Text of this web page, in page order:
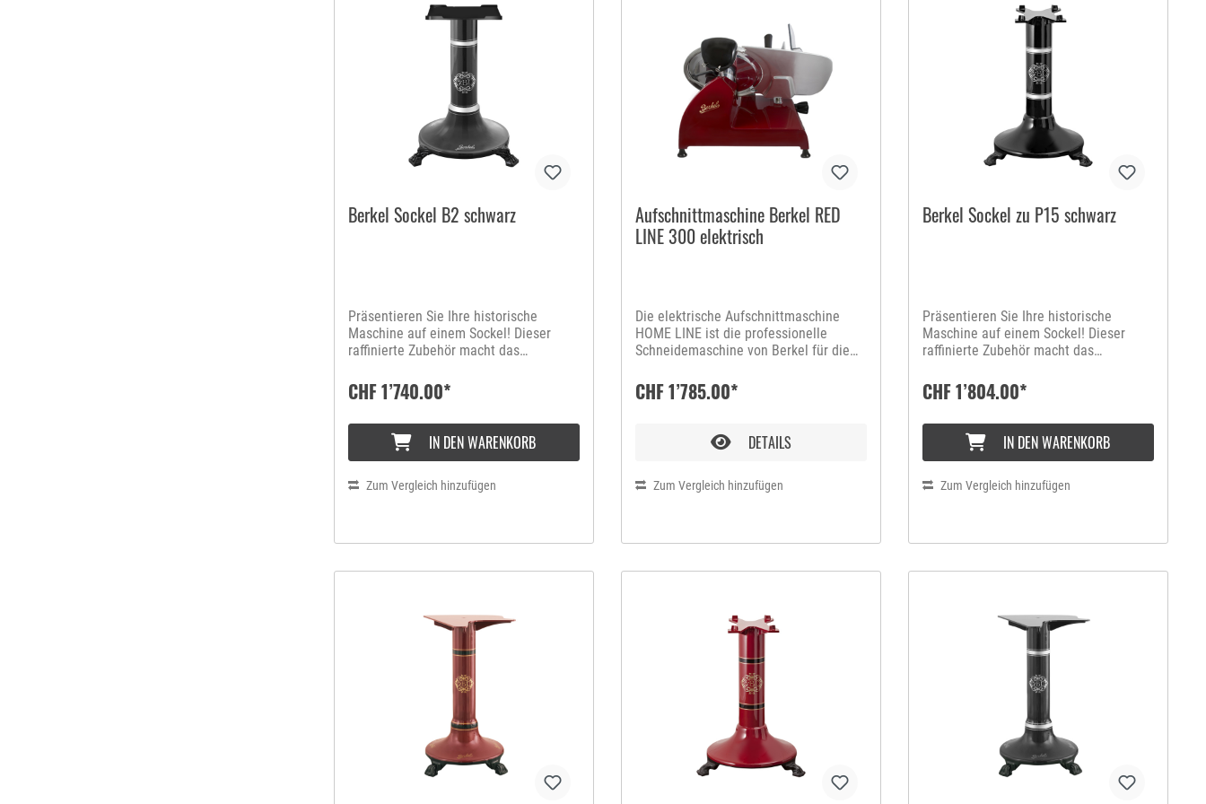
Berkel Sockel B2 schwarz
Präsentieren Sie Ihre historische
Maschine auf einem Sockel! Dieser
raffinierte Zubehör macht das
Schwungrad erst komplett.
CHF 1’740.00*
IN DEN WARENKORB
Zum Vergleich hinzufügen
Aufschnittmaschine Berkel RED
LINE 300 elektrisch
Die elektrische Aufschnittmaschine
HOME LINE ist die professionelle
Schneidemaschine von Berkel für die
Gäste mit hauchfein aufgeschnittenem
Schinken, Wurstspezialitäten, Fisch-
lässt sich hauchdünn schneiden. So
sind dem farbenfrohen und raffinierten
keine Grenzen gesetzt. Diese
Aufschnittmaschine aus einer
aus verchromten Stahl garantieren die
Materialien eine lange Lebensdauer.
Das glatte Hohlschliffmesser
ermöglicht den perfekten Schnitt von
gleichmässigen und dünnen Scheiben.
Jeder, der eine Berkel besitzt, zeigt klar
und eindeutig seine Liebe zum Detail.
Vorzüge Die Einfache Bedienung und
die robuste Bauweise gewährleisten
höchste Sicherheit. Die Maschine ist
CHF 1’785.00*
DETAILS
Zum Vergleich hinzufügen
Berkel Sockel zu P15 schwarz
Präsentieren Sie Ihre historische
Maschine auf einem Sockel! Dieser
raffinierte Zubehör macht das
Schwungrad erst komplett.
CHF 1’804.00*
IN DEN WARENKORB
Zum Vergleich hinzufügen